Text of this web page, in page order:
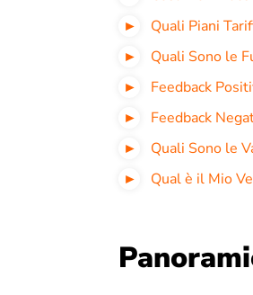
Quali Piani
Quali Sono le
Feedback
Feedback
Quali Sono le
Qual è il Mio